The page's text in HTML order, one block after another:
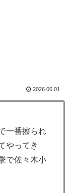
、プレミア移籍
声が殺到！【海
円で正式オファ
ブルブル）」
けど、それでも
げていた。で、
る忘れられな
リアを壮大に
力だよｗ」
国人観光客の
2026.06.01
一番擦られ
やってき
で佐々木小